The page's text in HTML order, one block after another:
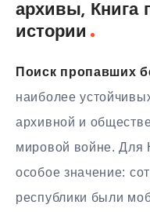
архивы, Книга
истории
Поиск пропавших
наиболее
архивной и
мировой войне. Для
особое значение:
республики были